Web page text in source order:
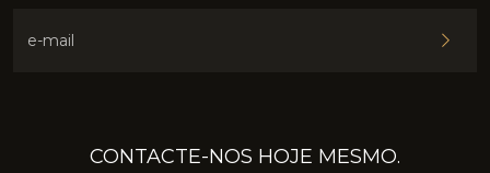
e-mail
CONTACTE-NOS HOJE MESMO.